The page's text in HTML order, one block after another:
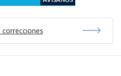
correcciones